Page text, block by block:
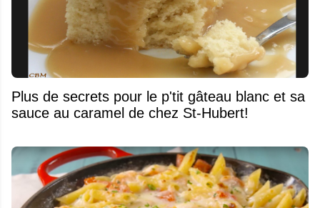
Plus de secrets pour le p'tit gâteau blanc et sa
sauce au caramel de chez St-Hubert!